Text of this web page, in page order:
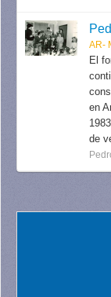
AR-
El
en
de